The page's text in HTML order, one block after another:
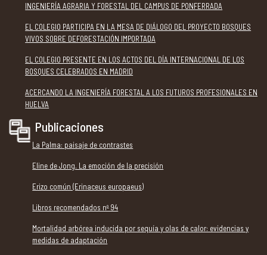
INGENIERÍA AGRARIA Y FORESTAL DEL CAMPUS DE PONFERRADA
EL COLEGIO PARTICIPA EN LA MESA DE DIÁLOGO DEL PROYECTO BOSQUES
VIVOS SOBRE DEFORESTACIÓN IMPORTADA
EL COLEGIO PRESENTE EN LOS ACTOS DEL DÍA INTERNACIONAL DE LOS
BOSQUES CELEBRADOS EN MADRID
ACERCANDO LA INGENIERÍA FORESTAL A LOS FUTUROS PROFESIONALES EN
HUELVA
Publicaciones
La Palma: paisaje de contrastes
Eline de Jong. La emoción de la precisión
Erizo común (Erinaceus europaeus)
Libros recomendados nº 94
Mortalidad arbórea inducida por sequía y olas de calor: evidencias y
medidas de adaptación